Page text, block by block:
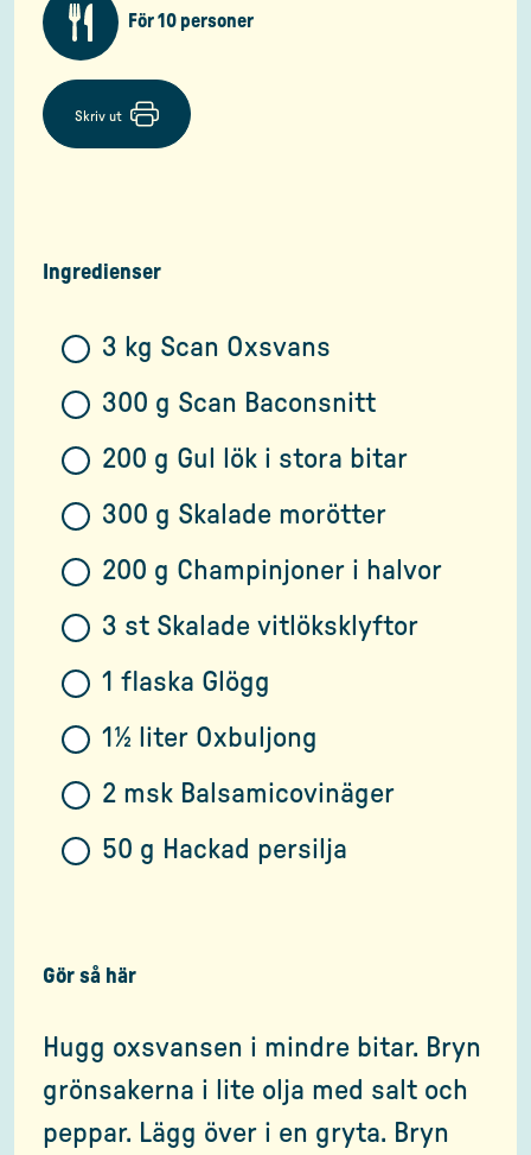
För 10 personer
Skriv ut
Ingredienser
3 kg Scan Oxsvans
300 g Scan Baconsnitt
200 g Gul lök i stora bitar
300 g Skalade morötter
200 g Champinjoner i halvor
3 st Skalade vitlöksklyftor
1 flaska Glögg
1½ liter Oxbuljong
2 msk Balsamicovinäger
50 g Hackad persilja
Gör så här
Hugg oxsvansen i mindre bitar. Bryn
grönsakerna i lite olja med salt och
peppar. Lägg över i en gryta. Bryn